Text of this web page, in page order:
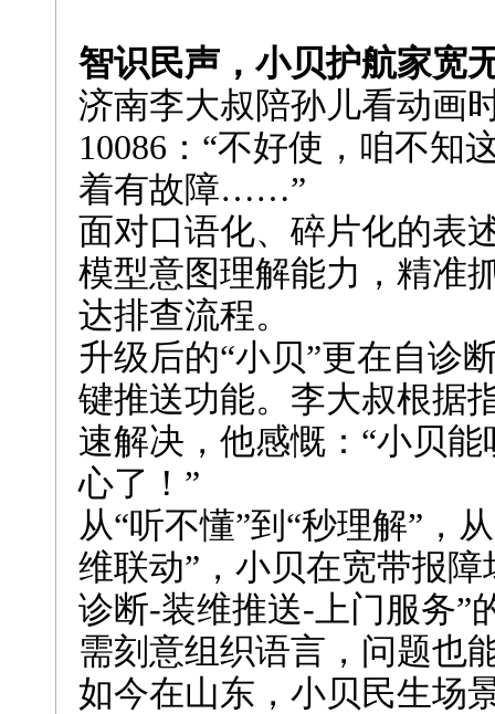
智识民声，小贝护航家宽
济南李大叔陪孙儿看动画
10086：“不好使，咱不知
着有故障……”
面对口语化、碎片化的表
模型意图理解能力，精准
达排查流程。
升级后的“小贝”更在自诊
键推送功能。李大叔根据
速解决，他感慨：“小贝
心了！”
从“听不懂”到“秒理解”，
维联动”，小贝在宽带报
诊断-装维推送-上门服务”
需刻意组织语言，问题也
如今在山东，小贝民生场